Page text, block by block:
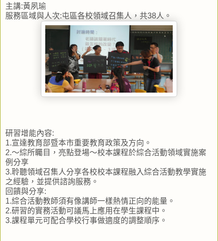
主講:黃夙瑜
服務區域與人次:屯區各校領域召集人，共38人。
研習增能內容:
1.宣達教育部暨本市重要教育政策及方向。
2.～綜所矚目，亮點登場～校本課程於綜合活動領域實施案
例分享
3.聆聽領域召集人分享各校校本課程融入綜合活動教學實施
之經驗，並提供諮詢服務。
回饋與分享:
1.綜合活動教師須有像講師一樣熱情正向的能量。
2.研習的實務活動可議馬上應用在學生課程中。
3.課程單元可配合學校行事做適度的調整順序。